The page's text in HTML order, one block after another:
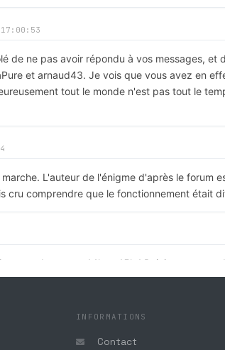
de ne pas avoir répondu à vos messages, et
et arnaud43. Je vois que vous avez en
tout le monde n'est pas tout le
L'auteur de l'énigme d'après le forum
cru comprendre que le fonctionnement était
entre 14h et 15h ! Rejoignez notre
les 4 énigmes de l'affiche de l'édition 2021-
INFORMATIONS
Contact